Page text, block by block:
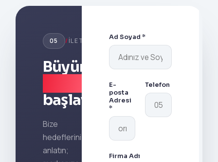
öğrenin.
05 /İLETIŞIM
Büyümeye
başlayın.
Bize
hedeflerinizi
anlatın;
Ad Soyad *
E-
posta
Adresi
*
Telefon
Firma Adı